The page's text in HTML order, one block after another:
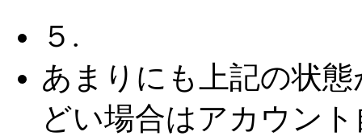
５.
あまりにも上記の状態
どい場合はアカウント